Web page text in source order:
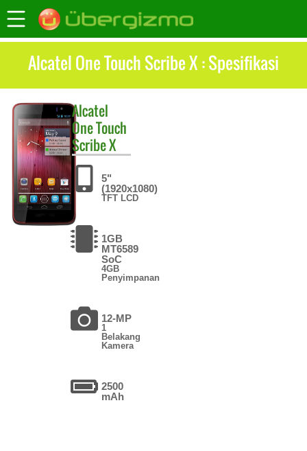
Alcatel One Touch Scribe X : Spesifikasi
Alcatel
One Touch
Scribe X
5"
(1920x1080)
TFT LCD
1GB
MT6589
SoC
4GB
Penyimpanan
12-MP
1
Belakang
Kamera
2500
mAh